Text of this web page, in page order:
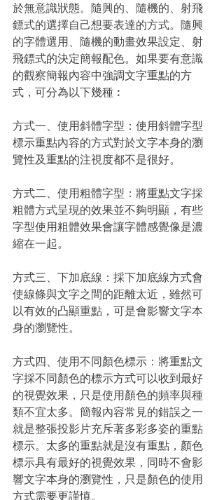
於無意識狀態。隨興的、隨機的、射飛
鏢式的選擇自己想要表達的方式。隨興
的字體選用、隨機的動畫效果設定、射
飛鏢式的決定簡報配色。如果要有意識
的觀察簡報內容中強調文字重點的方
式，可分為以下幾種︰
方式一、使用斜體字型：使用斜體字型
標示重點內容的方式對於文字本身的瀏
覽性及重點的注視度都不是很好。
方式二、使用粗體字型：將重點文字採
粗體方式呈現的效果並不夠明顯，有些
字型使用粗體效果會讓字體感覺像是濃
縮在一起。
方式三、下加底線：採下加底線方式會
使線條與文字之間的距離太近，雖然可
以有效的凸顯重點，可是會影響文字本
身的瀏覽性。
方式四、使用不同顏色標示：將重點文
字採不同顏色的標示方式可以收到最好
的視覺效果，只是使用顏色的頻率與種
類不宜太多。簡報內容常見的錯誤之一
就是整張投影片充斥著多彩多姿的重點
標示。太多的重點就是沒有重點，顏色
標示具有最好的視覺效果，同時不會影
響文字本身的瀏覽性，只是顏色的使用
方式需要更謹慎。